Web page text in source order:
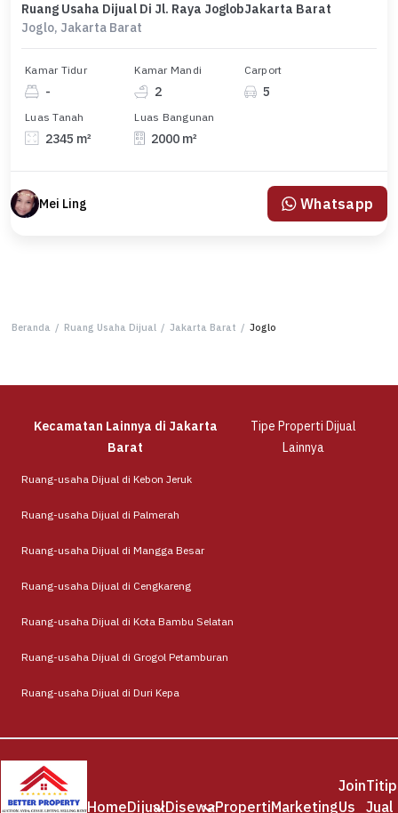
Ruang Usaha Dijual Di Jl. Raya JoglobJakarta Barat
Joglo, Jakarta Barat
Kamar Tidur
-
Kamar Mandi
2
Carport
5
Luas Tanah
2345 m²
Luas Bangunan
2000 m²
Mei Ling Whatsapp
Beranda / Ruang Usaha Dijual / Jakarta Barat / Joglo
Kecamatan Lainnya di Jakarta
Barat
Tipe Properti Dijual
Lainnya
Ruang-usaha Dijual di Kebon Jeruk
Ruang-usaha Dijual di Palmerah
Ruang-usaha Dijual di Mangga Besar
Ruang-usaha Dijual di Cengkareng
Ruang-usaha Dijual di Kota Bambu Selatan
Ruang-usaha Dijual di Grogol Petamburan
Ruang-usaha Dijual di Duri Kepa
HomeDijualDisewaPropertiMarketing
Join
Us
Titip
Jual